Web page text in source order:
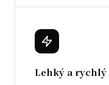
Lehký a rychlý